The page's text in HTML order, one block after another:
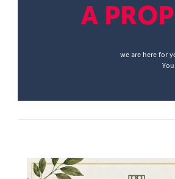
A
we are here for